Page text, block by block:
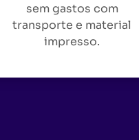
sem gastos com
transporte e material
impresso.